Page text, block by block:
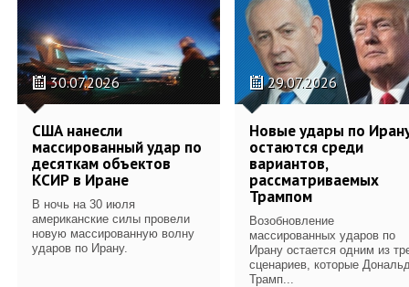
30.07.2026
США нанесли
массированный удар по
десяткам объектов
КСИР в Иране
В ночь на 30 июля
американские силы провели
новую массированную волну
ударов по Ирану.
29.07.2026
Новые удары по
остаются среди
вариантов,
рассматриваемых
Трампом
Возобновление
массированных ударов по
Ирану остается одним из
сценариев, которые
Трамп...